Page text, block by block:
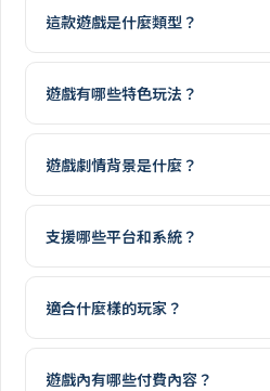
這款遊戲是什麼類型？
遊戲有哪些特色玩法？
遊戲劇情背景是什麼？
支援哪些平台和系統？
適合什麼樣的玩家？
遊戲內有哪些付費內容？